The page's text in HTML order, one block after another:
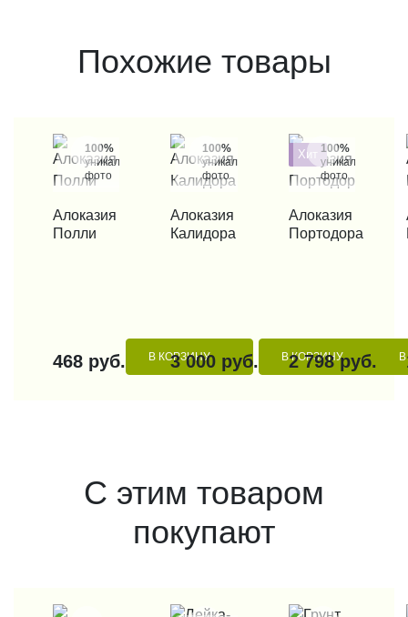
Похожие товары
100%
уникальные
фото
КУПИТЬ В 1 КЛИК
Алоказия
Полли
468 руб. В КОРЗИНУ
100%
уникальные
фото
КУПИТЬ В 1 КЛИК
Алоказия
Калидора
3 000 руб. В КОРЗИНУ
Хит 100%
уникальные
фото
КУПИТЬ В 1 КЛИК
Алоказия
Портодора
2 798 руб.
С этим товаром
покупают